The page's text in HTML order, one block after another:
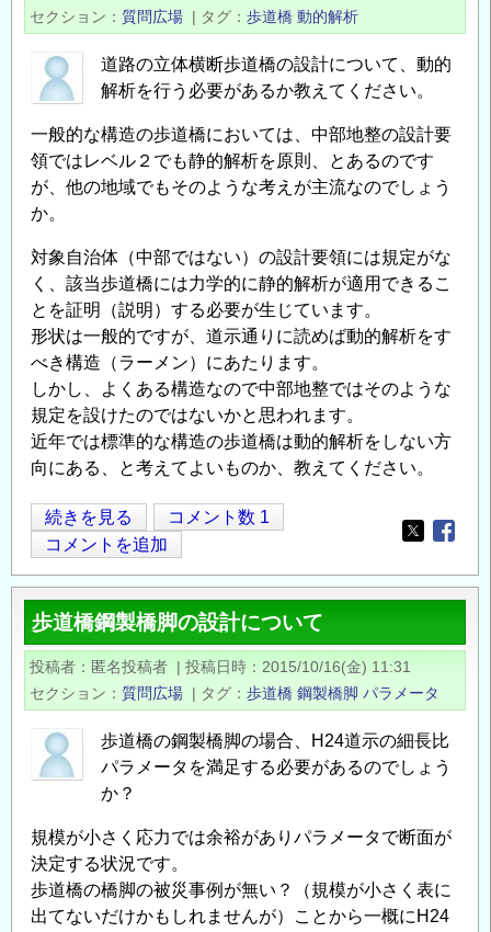
版
（歩
道
施
工
業
者
に
い
て
の
セクション
質問広場 | タグ 歩道橋 動的解析
道路の立体横断歩道橋の設計について、動的
解析を行う必要があるか教えてください。
一般的な構造の歩道橋においては、中部地整の設計要
領ではレベル２でも静的解析を原則、とあるのです
が、他の地域でもそのような考えが主流なのでしょう
か。
対象自治体（中部ではない）の設計要領には規定がな
く、該当歩道橋には力学的に静的解析が適用できるこ
とを証明（説明）する必要が生じています。
形状は一般的ですが、道示通りに読めば動的解析をす
べき構造（ラーメン）にあたります。
しかし、よくある構造なので中部地整ではそのような
規定を設けたのではないかと思われます。
近年では標準的な構造の歩道橋は動的解析をしない方
向にある、と考えてよいものか、教えてください。
歩
道
橋
の
耐
震
計
の
続きを見る
コメント数 1
コメントを追加
Opens in
歩道橋鋼製橋脚の設計について
投稿者 匿名投稿者 | 投稿日時
2015/10/16(金) 11:31
セクション
質問広場 | タグ 歩道橋 鋼製橋脚 パラメータ
歩道橋の鋼製橋脚の場合、H24道示の細長比
パラメータを満足する必要があるのでしょう
か？
規模が小さく応力では余裕がありパラメータで断面が
決定する状況です。
歩道橋の橋脚の被災事例が無い？（規模が小さく表に
出てないだけかもしれませんが）ことから一概にH24